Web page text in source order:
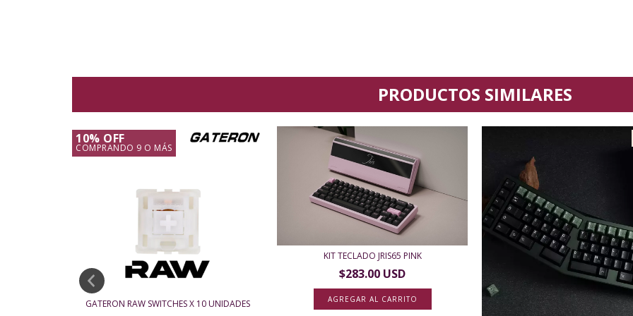
PRODUCTOS SIMILARES
10% OFF
COMPRANDO 9 O MÁS
GATERON RAW SWITCHES X 10 UNIDADES
KIT TECLADO JRIS65 PINK
$283.00 USD
AGREGAR AL CARRITO